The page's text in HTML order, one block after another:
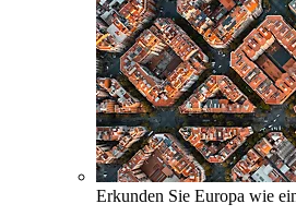
Erkunden Sie Europa wie